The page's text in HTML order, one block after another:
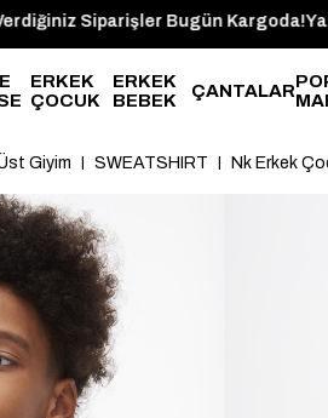
Kadar Verdiğiniz Siparişler
ERKEK
ÇOCUK
ERKEK
BEBEK
ÇANTALAR
Giyim SWEATSHIRT Nk Erkek